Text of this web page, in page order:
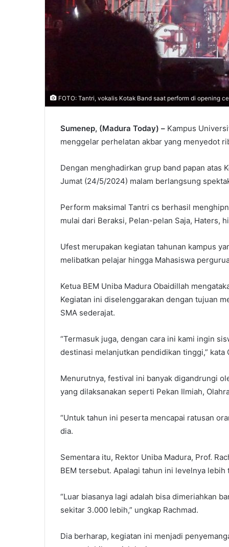
FOTO: Tantri, vokalis Kotak Band saat perform di opening
Sumenep, (Madura Today) – Kampus
menggelar perhelatan akbar yang menyedot
Dengan menghadirkan grup band papan atas
Jumat (24/5/2024) malam berlangsung
Perform maksimal Tantri cs berhasil
mulai dari Beraksi, Pelan-pelan Saja, Haters,
Ufest merupakan kegiatan tahunan kampus
melibatkan pelajar hingga Mahasiswa
Ketua BEM Uniba Madura Obaidillah
Kegiatan ini diselenggarakan dengan tujuan
SMA sederajat.
“Termasuk juga, dengan cara ini kami ingin
destinasi melanjutkan pendidikan tinggi,” kata
Menurutnya, festival ini banyak digandrungi
yang dilaksanakan seperti Pekan Ilmiah,
“Untuk tahun ini peserta mencapai ratusan
dia.
Sementara itu, Rektor Uniba Madura, Prof.
BEM tersebut. Apalagi tahun ini levelnya lebih
“Luar biasanya lagi adalah bisa dimeriahkan
sekitar 3.000 lebih,” ungkap Rachmad.
Dia berharap, kegiatan ini menjadi